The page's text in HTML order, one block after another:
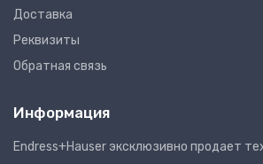
Доставка
Реквизиты
Обратная связь
Информация
Endress+Hauser эксклюзивно продает